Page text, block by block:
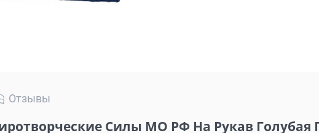
Отзывы
Силы МО РФ На Рукав Голубая